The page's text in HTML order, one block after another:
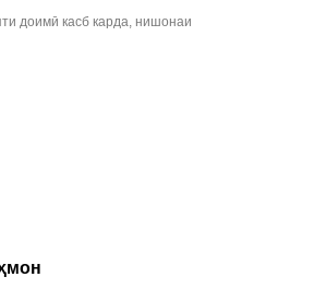
доимӣ касб карда, нишонаи